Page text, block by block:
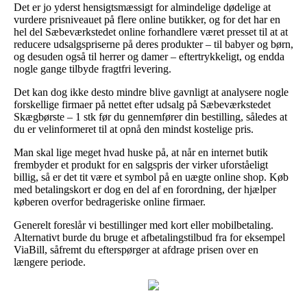
Det er jo yderst hensigtsmæssigt for almindelige dødelige at
vurdere prisniveauet på flere online butikker, og for det har en
hel del Sæbeværkstedet online forhandlere været presset til at at
reducere udsalgspriserne på deres produkter – til babyer og børn,
og desuden også til herrer og damer – eftertrykkeligt, og endda
nogle gange tilbyde fragtfri levering.
Det kan dog ikke desto mindre blive gavnligt at analysere nogle
forskellige firmaer på nettet efter udsalg på Sæbeværkstedet
Skægbørste – 1 stk før du gennemfører din bestilling, således at
du er velinformeret til at opnå den mindst kostelige pris.
Man skal lige meget hvad huske på, at når en internet butik
frembyder et produkt for en salgspris der virker uforståeligt
billig, så er det tit være et symbol på en uægte online shop. Køb
med betalingskort er dog en del af en forordning, der hjælper
køberen overfor bedrageriske online firmaer.
Generelt foreslår vi bestillinger med kort eller mobilbetaling.
Alternativt burde du bruge et afbetalingstilbud fra for eksempel
ViaBill, såfremt du efterspørger at afdrage prisen over en
længere periode.